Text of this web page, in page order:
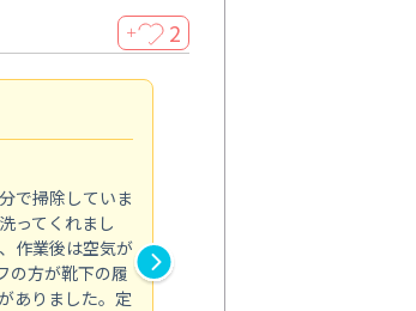
＋ 2
で掃除していま
ってくれまし
作業後は空気が
の方が靴下の履
ありました。定